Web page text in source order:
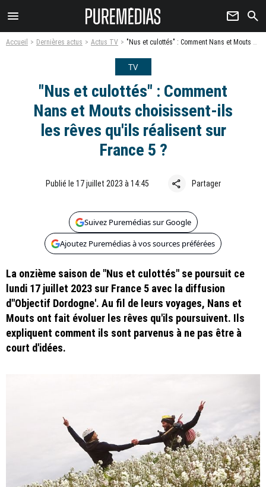
menu newsletter search
Accueil Dernières actus Actus TV "Nus et culottés" : Comment Nans et Mouts choisissent-ils les rêves qu'ils réalisent sur France 5 ?
TV
"Nus et culottés" : Comment
Nans et Mouts choisissent-ils
les rêves qu'ils réalisent sur
France 5 ?
Publié le 17 juillet 2023 à 14:45 share Partager
Suivez Puremédias sur Google
Ajoutez Puremédias à vos sources préférées
La onzième saison de "Nus et culottés" se poursuit ce
lundi 17 juillet 2023 sur France 5 avec la diffusion
d''Objectif Dordogne'. Au fil de leurs voyages, Nans et
Mouts ont fait évoluer les rêves qu'ils poursuivent. Ils
expliquent comment ils sont parvenus à ne pas être à
court d'idées.